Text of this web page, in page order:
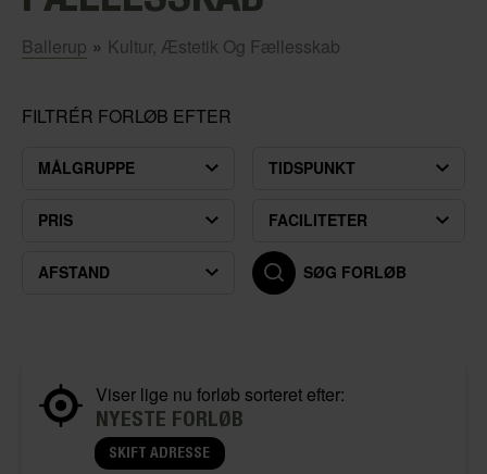
Ballerup » Kultur, Æstetik Og Fællesskab
FILTRÉR FORLØB EFTER
MÅLGRUPPE TIDSPUNKT
PRIS FACILITETER
AFSTAND SØG FORLØB
Viser lige nu forløb sorteret efter:
NYESTE FORLØB
SKIFT ADRESSE